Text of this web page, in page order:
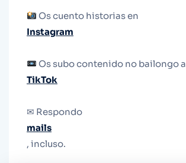
Os cuento historias en
Instagram
Os subo contenido no bailongo a
TikTok
✉ Respondo
mails
, incluso.